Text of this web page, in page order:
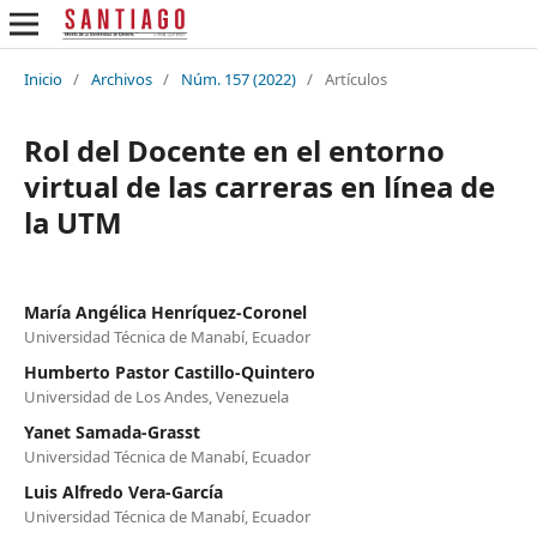
Inicio / Archivos / Núm. 157 (2022) / Artículos
Rol del Docente en el entorno
virtual de las carreras en línea de
la UTM
María Angélica Henríquez-Coronel
Universidad Técnica de Manabí, Ecuador
Humberto Pastor Castillo-Quintero
Universidad de Los Andes, Venezuela
Yanet Samada-Grasst
Universidad Técnica de Manabí, Ecuador
Luis Alfredo Vera-García
Universidad Técnica de Manabí, Ecuador